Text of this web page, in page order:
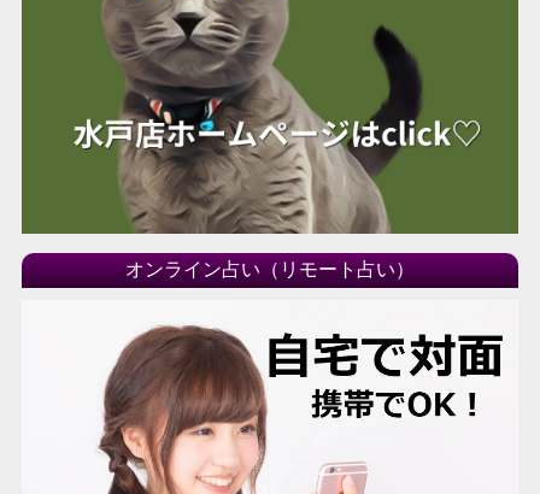
オンライン占い（リモート占い）